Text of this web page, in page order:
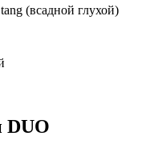
(всадной глухой)
DUO